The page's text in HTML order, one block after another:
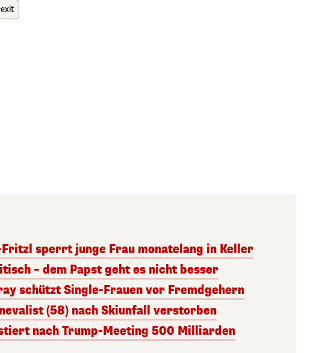
Fritzl sperrt junge Frau monatelang in Keller
– dem Papst geht es nicht besser
schützt Single-Frauen vor Fremdgehern
(58) nach Skiunfall verstorben
nach Trump-Meeting 500 Milliarden